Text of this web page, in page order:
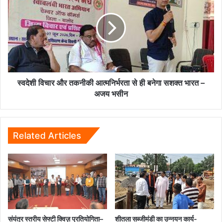
पर
लगा
जुर्माना...
और
तकनीकी
आत्मनिर्भरता
से
ही
बनेगा
सशक्त
भारत
भसीन
स्वदेशी विचार और तकनीकी आत्मनिर्भरता से ही बनेगा सशक्त भारत –
अजय भसीन
Related Articles
संयंत्र स्तरीय सेफ्टी क्विज़ प्रतियोगिता– शीतला सब्जीमंडी का उन्नयन कार्य-